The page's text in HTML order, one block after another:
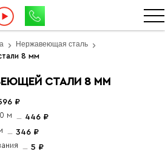
Нержавеющая сталь
8 мм
СТАЛИ 8 ММ
₽
м 446 ₽
346 ₽
5 ₽